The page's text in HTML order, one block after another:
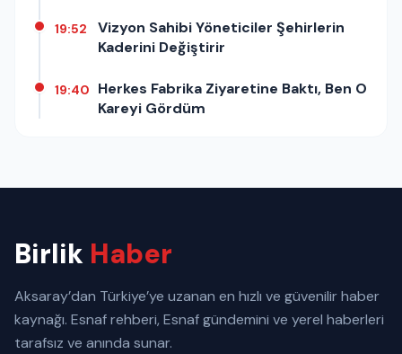
19:52
Vizyon Sahibi Yöneticiler Şehirlerin
Kaderini Değiştirir
19:40
Herkes Fabrika Ziyaretine Baktı, Ben O
Kareyi Gördüm
Birlik Haber
Aksaray’dan Türkiye’ye uzanan en hızlı ve güvenilir haber
kaynağı. Esnaf rehberi, Esnaf gündemini ve yerel haberleri
tarafsız ve anında sunar.